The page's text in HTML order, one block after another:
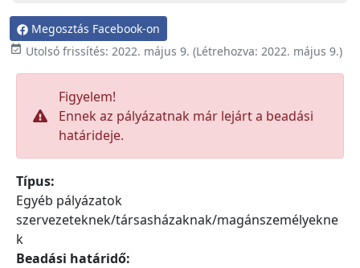
Megosztás Facebook-on
 Utolsó frissítés: 2022. május 9. (Létrehozva: 2022. május 9.)
Figyelem!
Ennek az pályázatnak már lejárt a beadási
határideje.
Típus:
Egyéb pályázatok
szervezeteknek/társasházaknak/magánszemélyekne
k
Beadási határidő: